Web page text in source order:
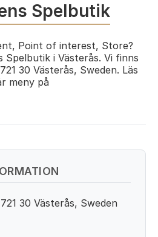
Spelbutik
Point of interest, Store?
Spelbutik i Västerås. Vi finns
30 Västerås, Sweden. Läs
meny på
30 Västerås, Sweden